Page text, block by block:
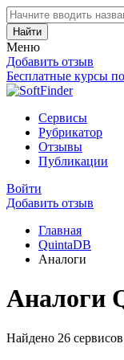
Найти
Меню
Добавить отзыв
Бесплатные курсы
Сервисы
Рубрикатор
Отзывы
Публикации
Войти
Добавить отзыв
Главная
QuintaDB
Аналоги
Аналоги
Найдено 26 сервисов